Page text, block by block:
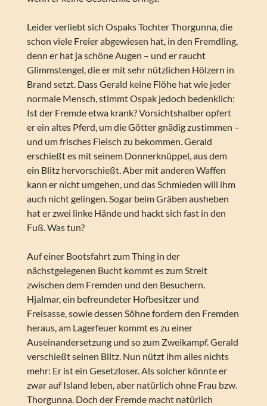
Leider verliebt sich Ospaks Tochter Thorgunna, die
schon viele Freier abgewiesen hat, in den Fremdling,
denn er hat ja schöne Augen – und er raucht
Glimmstengel, die er mit sehr nützlichen Hölzern in
Brand setzt. Dass Gerald keine Flöhe hat wie jeder
normale Mensch, stimmt Ospak jedoch bedenklich:
Ist der Fremde etwa krank? Vorsichtshalber opfert
er ein altes Pferd, um die Götter gnädig zustimmen –
und um frisches Fleisch zu bekommen. Gerald
erschießt es mit seinem Donnerknüppel, aus dem
ein Blitz hervorschießt. Aber mit anderen Waffen
kann er nicht umgehen, und das Schmieden will ihm
auch nicht gelingen. Sogar beim Gräben ausheben
hat er zwei linke Hände und hackt sich fast in den
Fuß. Was tun?
Auf einer Bootsfahrt zum Thing in der
nächstgelegenen Bucht kommt es zum Streit
zwischen dem Fremden und den Besuchern.
Hjalmar, ein befreundeter Hofbesitzer und
Freisasse, sowie dessen Söhne fordern den Fremden
heraus, am Lagerfeuer kommt es zu einer
Auseinandersetzung und so zum Zweikampf. Gerald
verschießt seinen Blitz. Nun nützt ihm alles nichts
mehr: Er ist ein Gesetzloser. Als solcher könnte er
zwar auf Island leben, aber natürlich ohne Frau bzw.
Thorgunna. Doch der Fremde macht natürlich